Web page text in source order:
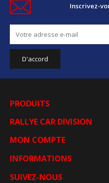
Inscrivez-
PRODUITS
RALLYE CAR DIVISION
MON COMPTE
INFORMATIONS
SUIVEZ-NOUS